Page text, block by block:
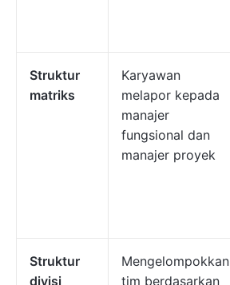
Struktur
matriks
Karyawan
melapor kepada
manajer
fungsional dan
manajer proyek
Struktur
divisi
Mengelompokkan
tim berdasarkan